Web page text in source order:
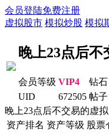
会员登陆免费注册
虚拟股市 模拟炒股 模拟
晚上23点后不
会员等级 VIP4 钻石
UID
672505 帖子
晚上23点后不交易的虚
资产排名 资产等级 股票